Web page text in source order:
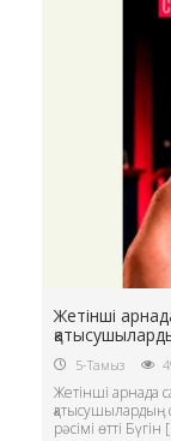
Жетінші
5-Тамыз
Жетінші арнада
қатысушылардың
рәсімі өтті Бүгін